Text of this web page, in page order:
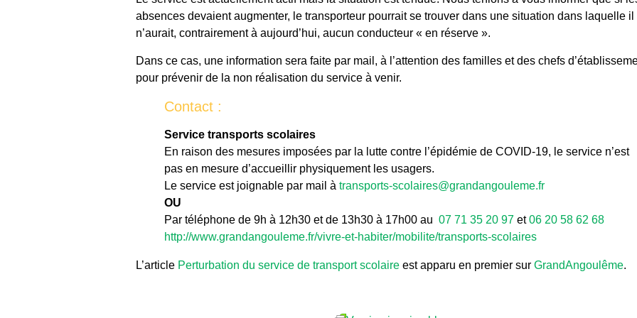
absences devaient augmenter, le transporteur pourrait se trouver dans une situation dans laquelle il
n’aurait, contrairement à aujourd’hui, aucun conducteur « en réserve ».
Dans ce cas, une information sera faite par mail, à l’attention des familles et des chefs
pour prévenir de la non réalisation du service à venir.
Contact :
Service transports scolaires
En raison des mesures imposées par la lutte contre l’épidémie de COVID-19, le service n’est
pas en mesure d’accueillir physiquement les usagers.
Le service est joignable par mail à transports-scolaires@grandangouleme.fr
OU
Par téléphone de 9h à 12h30 et de 13h30 à 17h00 au 07 71 35 20 97 et06 20 58 62 68
http://www.grandangouleme.fr/vivre-et-habiter/mobilite/transports-scolaires
L’article Perturbation du service de transport scolaire est apparu en premier sur GrandAngoulême.